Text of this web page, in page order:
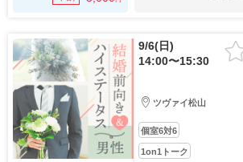
9/6(日)
14:00〜15:30
ツヴァイ松山
個室6対6
1on1トーク